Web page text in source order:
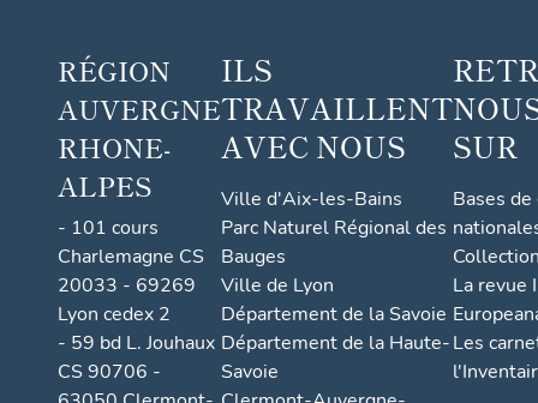
RÉGION
AUVERGNE
RHONE-
ALPES
- 101 cours
Charlemagne CS
20033 - 69269
Lyon cedex 2
- 59 bd L. Jouhaux
CS 90706 -
ILS
TRAVAILLENT
AVEC NOUS
Ville d'Aix-les-Bains
Parc Naturel Régional des
Bauges
Ville de Lyon
Département de la Savoie
Département de la Haute-
Savoie
SUR
Bases
La revue
Les